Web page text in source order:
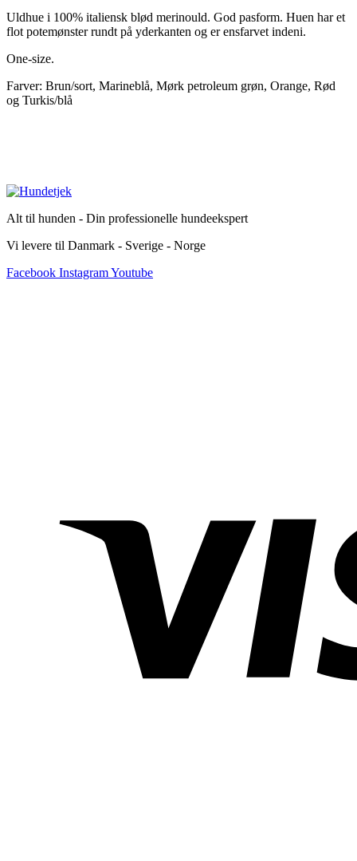
Uldhue i 100% italiensk blød merinould. God pasform. Huen har et
flot potemønster rundt på yderkanten og er ensfarvet indeni.
One-size.
Farver: Brun/sort, Marineblå, Mørk petroleum grøn, Orange, Rød
og Turkis/blå
Alt til hunden - Din professionelle hundeekspert
Vi levere til Danmark - Sverige - Norge
Facebook InstagramYoutube